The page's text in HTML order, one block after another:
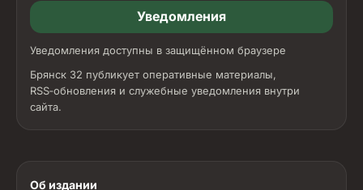
Уведомления
Уведомления доступны в защищённом браузере
Брянск 32 публикует оперативные материалы,
RSS‑обновления и служебные уведомления внутри
сайта.
Об издании